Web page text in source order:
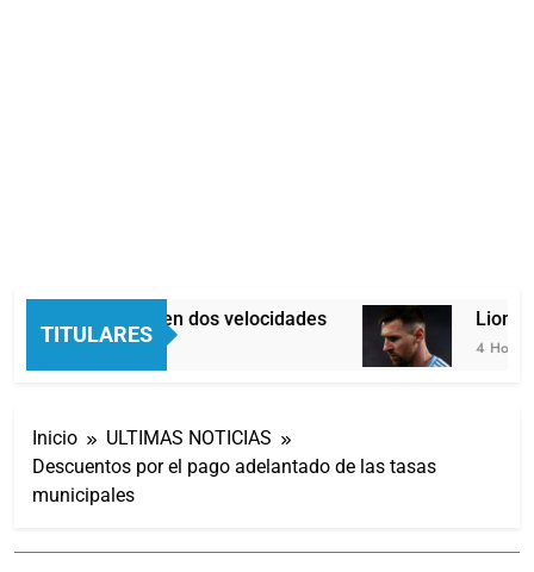
TITULARES
Economía en dos velocidades
3 Horas Atrás
Lionel
4 Horas
Inicio
ULTIMAS NOTICIAS
Descuentos por el pago adelantado de las tasas
municipales